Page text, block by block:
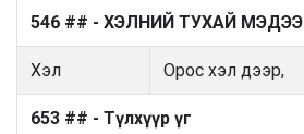
546 ## - ХЭЛНИЙ ТУХАЙ МЭДЭЭ
Хэл Орос хэл дээр,
653 ## - Түлхүүр үг